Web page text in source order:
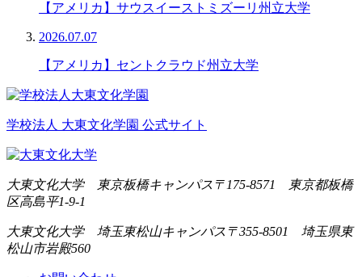
【アメリカ】サウスイーストミズーリ州立大学
2026.07.07
【アメリカ】セントクラウド州立大学
学校法人 大東文化学園 公式サイト
大東文化大学 東京板橋キャンパス 〒175-8571 東京都板橋
区高島平1-9-1
大東文化大学 埼玉東松山キャンパス 〒355-8501 埼玉県東
松山市岩殿560